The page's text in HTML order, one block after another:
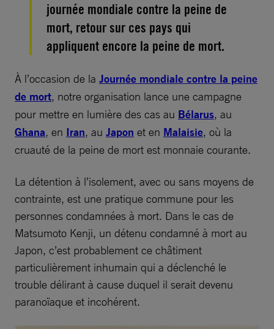
journée mondiale contre la peine de
mort, retour sur ces pays qui
appliquent encore la peine de mort.
À l’occasion de la Journée mondiale contre la peine
de mort, notre organisation lance une campagne
pour mettre en lumière des cas au Bélarus, au
Ghana, en Iran, au Japon et en Malaisie, où la
cruauté de la peine de mort est monnaie courante.
La détention à l’isolement, avec ou sans moyens de
contrainte, est une pratique commune pour les
personnes condamnées à mort. Dans le cas de
Matsumoto Kenji, un détenu condamné à mort au
Japon, c’est probablement ce châtiment
particulièrement inhumain qui a déclenché le
trouble délirant à cause duquel il serait devenu
paranoïaque et incohérent.